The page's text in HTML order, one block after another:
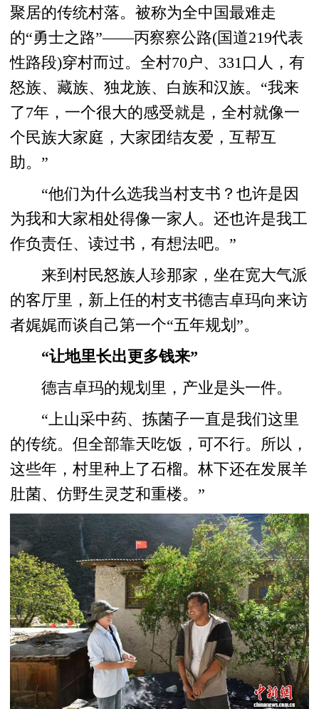
聚居的传统村落。被称为全中国最难走
的“勇士之路”——丙察察公路(国道219代表
性路段)穿村而过。全村70户、331口人，有
怒族、藏族、独龙族、白族和汉族。“我来
了7年，一个很大的感受就是，全村就像一
个民族大家庭，大家团结友爱，互帮互
助。”
“他们为什么选我当村支书？也许是因
为我和大家相处得像一家人。还也许是我工
作负责任、读过书，有想法吧。”
来到村民怒族人珍那家，坐在宽大气派
的客厅里，新上任的村支书德吉卓玛向来访
者娓娓而谈自己第一个“五年规划”。
“让地里长出更多钱来”
德吉卓玛的规划里，产业是头一件。
“上山采中药、拣菌子一直是我们这里
的传统。但全部靠天吃饭，可不行。所以，
这些年，村里种上了石榴。林下还在发展羊
肚菌、仿野生灵芝和重楼。”